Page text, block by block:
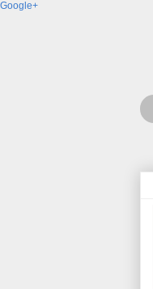
Google+